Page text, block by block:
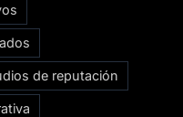
de reputación